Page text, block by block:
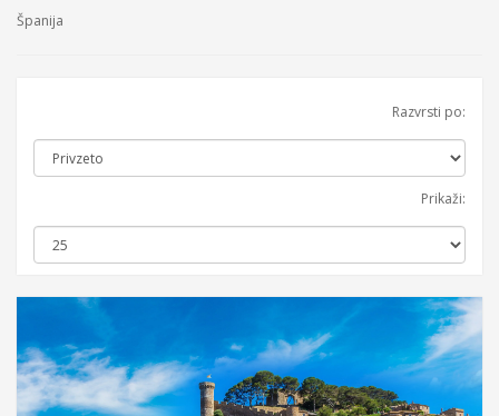
Španija
Razvrsti po:
Prikaži: